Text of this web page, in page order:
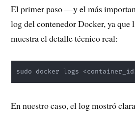
El primer paso —y el más
log del contenedor Docker, ya que
muestra el detalle técnico real:
sudo docker logs
En nuestro caso, el log mostró